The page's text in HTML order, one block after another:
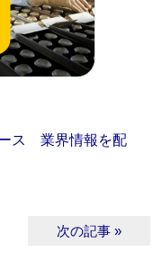
ス 業界情報を配
次の記事 »